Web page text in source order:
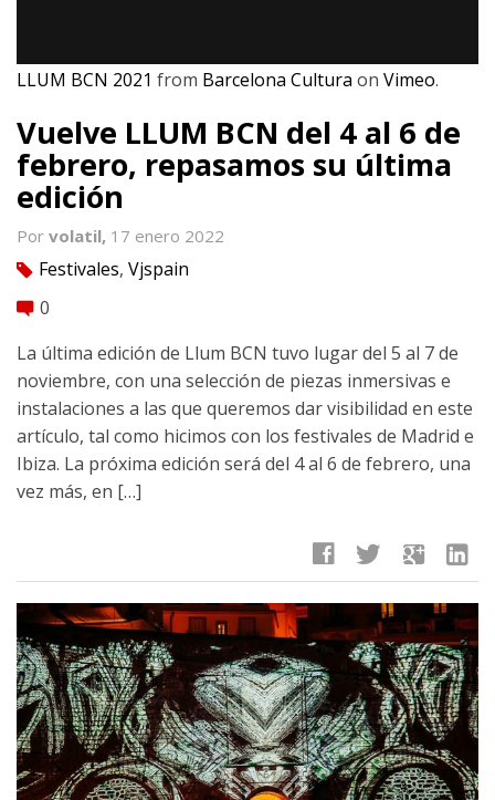
LLUM BCN 2021 from Barcelona Cultura on Vimeo.
Vuelve LLUM BCN del 4 al 6 de
febrero, repasamos su última
edición
Por volatil, 17 enero 2022
tag Festivales, Vjspain
comment 0
La última edición de Llum BCN tuvo lugar del 5 al 7 de
noviembre, con una selección de piezas inmersivas e
instalaciones a las que queremos dar visibilidad en este
artículo, tal como hicimos con los festivales de Madrid e
Ibiza. La próxima edición será del 4 al 6 de febrero, una
vez más, en […]
facebook twitter google linkedin